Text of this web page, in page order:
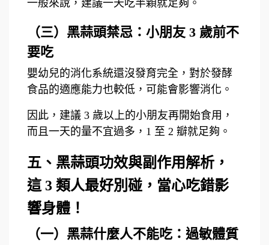
一般來說，建議一天吃半顆就足夠。
（三）黑蒜頭禁忌：小朋友 3 歲前不
要吃
嬰幼兒的消化系統還沒發育完全，對於發酵
食品的適應能力也較低，可能會影響消化。
因此，建議 3 歲以上的小朋友再開始食用，
而且一天的量不宜過多，1 至 2 瓣就足夠。
五、黑蒜頭功效與副作用解析，
這 3 類人最好別碰，當心吃錯影
響身體！
（一）黑蒜什麼人不能吃：過敏體質